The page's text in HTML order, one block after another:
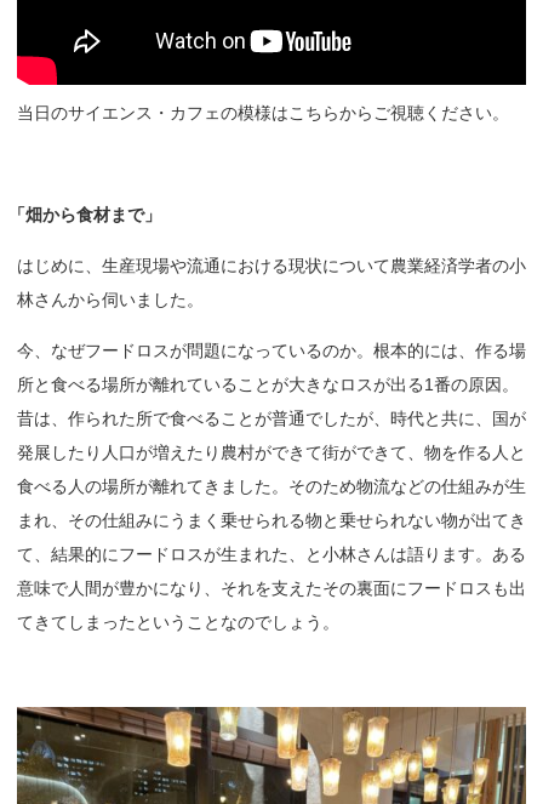
当日のサイエンス・カフェの模様はこちらからご視聴ください。
「畑から食材まで」
はじめに、生産現場や流通における現状について農業経済学者の小
林さんから伺いました。
今、なぜフードロスが問題になっているのか。根本的には、作る場
所と食べる場所が離れていることが大きなロスが出る1番の原因。
昔は、作られた所で食べることが普通でしたが、時代と共に、国が
発展したり人口が増えたり農村ができて街ができて、物を作る人と
食べる人の場所が離れてきました。そのため物流などの仕組みが生
まれ、その仕組みにうまく乗せられる物と乗せられない物が出てき
て、結果的にフードロスが生まれた、と小林さんは語ります。ある
意味で人間が豊かになり、それを支えたその裏面にフードロスも出
てきてしまったということなのでしょう。